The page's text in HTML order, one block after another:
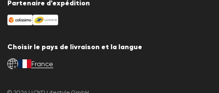
Partenaire d'expédition
Choisir le pays de livraison et la langue
fr France